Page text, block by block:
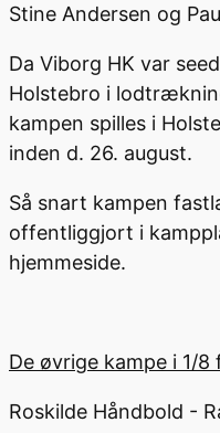
Stine Andersen og
Da Viborg HK var
Holstebro i
kampen spilles i
inden d. 26. august.
Så snart kampen
offentliggjort i
hjemmeside.
De øvrige kampe i 1/
Roskilde Håndbold -